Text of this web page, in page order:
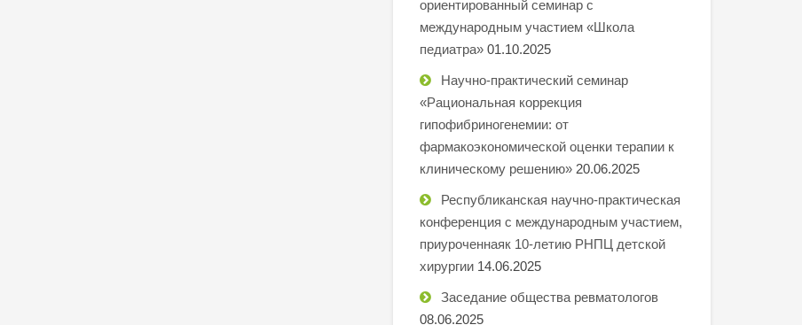
ориентированный семинар с
международным участием «Школа
педиатра» 01.10.2025
Научно-практический семинар
«Рациональная коррекция
гипофибриногенемии: от
фармакоэкономической оценки терапии к
клиническому решению» 20.06.2025
Республиканская научно-практическая
конференция с международным участием,
приуроченнаяк 10-летию РНПЦ детской
хирургии 14.06.2025
Заседание общества ревматологов
08.06.2025